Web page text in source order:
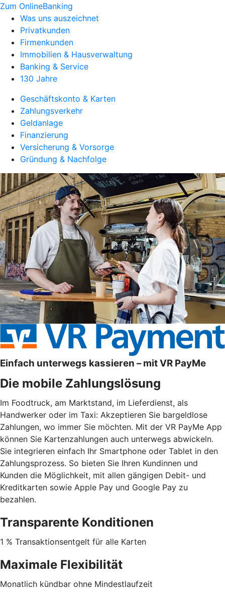
Zum OnlineBanking
Was uns auszeichnet
Privatkunden
Firmenkunden
Immobilien & Hausverwaltung
Banking & Service
130 Jahre
Geschäftskonto & Karten
Zahlungsverkehr
Geldanlage
Finanzierung
Versicherung & Vorsorge
Gründung & Nachfolge
Einfach unterwegs kassieren – mit VR PayMe
Die mobile Zahlungslösung
Im Foodtruck, am Marktstand, im Lieferdienst, als
Handwerker oder im Taxi: Akzeptieren Sie bargeldlose
Zahlungen, wo immer Sie möchten. Mit der VR PayMe App
können Sie Kartenzahlungen auch unterwegs abwickeln.
Sie integrieren einfach Ihr Smartphone oder Tablet in den
Zahlungsprozess. So bieten Sie Ihren Kundinnen und
Kunden die Möglichkeit, mit allen gängigen Debit- und
Kreditkarten sowie Apple Pay und Google Pay zu
bezahlen.
Transparente Konditionen
1 % Transaktionsentgelt für alle Karten
Maximale Flexibilität
Monatlich kündbar ohne Mindestlaufzeit